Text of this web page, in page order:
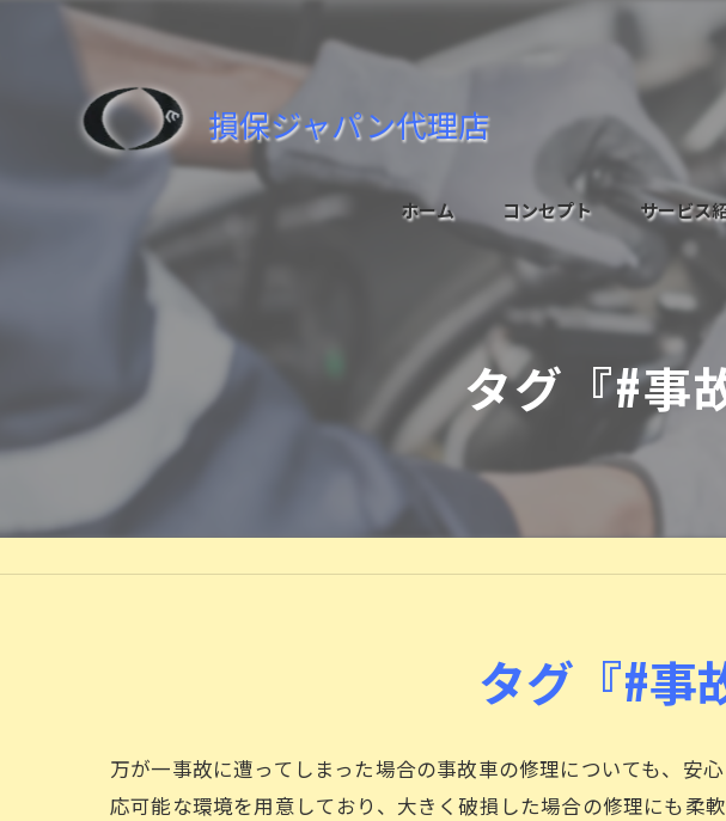
損保ジャパン代理店
ホーム コンセプト サービス
車検サービ
メンテナ
鈑金塗装
新車・中古
ロードサ
タグ『#事
タグ『#事
万が一事故に遭ってしまった場合の事故車の修理についても、安
応可能な環境を用意しており、大きく破損した場合の修理にも柔